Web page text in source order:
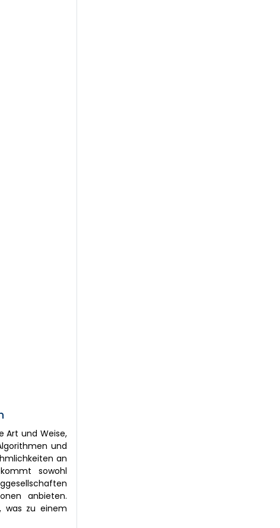
Art und Weise,
und
an
sowohl
anbieten.
was zu einem